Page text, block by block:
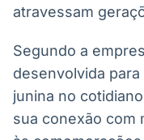
atravessam
Segundo a
desenvolvida
junina no
sua conexão com